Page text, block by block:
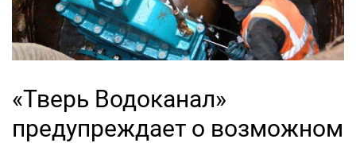
«Тверь Водоканал»
предупреждает о возможном